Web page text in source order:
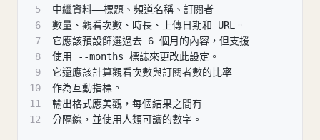
5
中繼資料——標題、頻道名稱、訂閱者
6
數量、觀看次數、時長、上傳日期和 URL。
7
它應該預設篩選過去 6 個月的內容，但支援
8
使用 --months 標誌來更改此設定。
9
它還應該計算觀看次數與訂閱者數的比率
10
作為互動指標。
11
輸出格式應美觀，每個結果之間有
12
分隔線，並使用人類可讀的數字。